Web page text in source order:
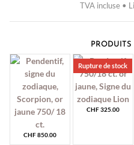
TVA incluse •
CHF850.00
Rupture de stock
CHF325.00